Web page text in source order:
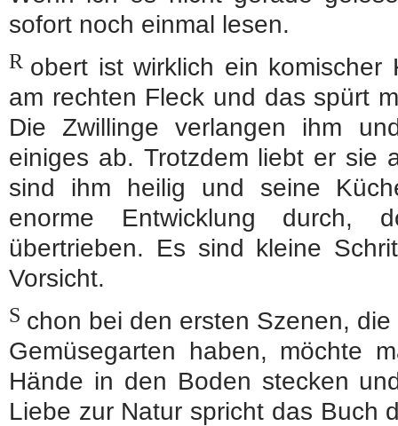
sofort noch einmal lesen.
R obert ist wirklich ein
am rechten Fleck und das spürt
Die Zwillinge verlangen ihm
einiges ab. Trotzdem liebt er sie
sind ihm heilig und seine
enorme Entwicklung
übertrieben. Es sind kleine
Vorsicht.
S chon bei den ersten Szenen,
Gemüsegarten haben, möchte
Hände in den Boden stecken
Liebe zur Natur spricht das Buch